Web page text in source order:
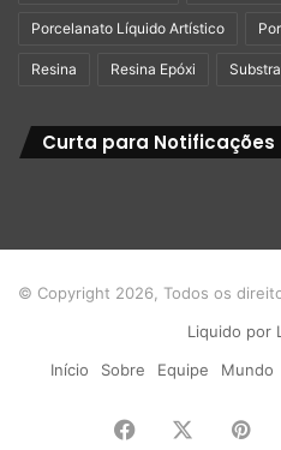
Porcelanato Líquido Artístico
Resina Resina Epóxi
Curta para Notificações
© Copyright 2026, Todos os
Liquido por
Início
Sobre Equipe Mundo
Facebook